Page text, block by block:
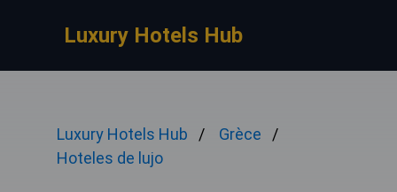
Luxury Hotels Hub
Luxury Hotels Hub
Grèce
Hoteles de lujo